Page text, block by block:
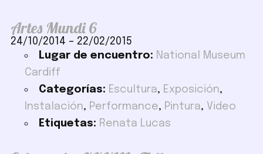
Artes Mundi 6
24/10/2014 – 22/02/2015
Lugar de encuentro: National Museum
Cardiff
Categorías: Escultura, Exposición,
Instalación, Performance, Pintura, Video
Etiquetas: Renata Lucas